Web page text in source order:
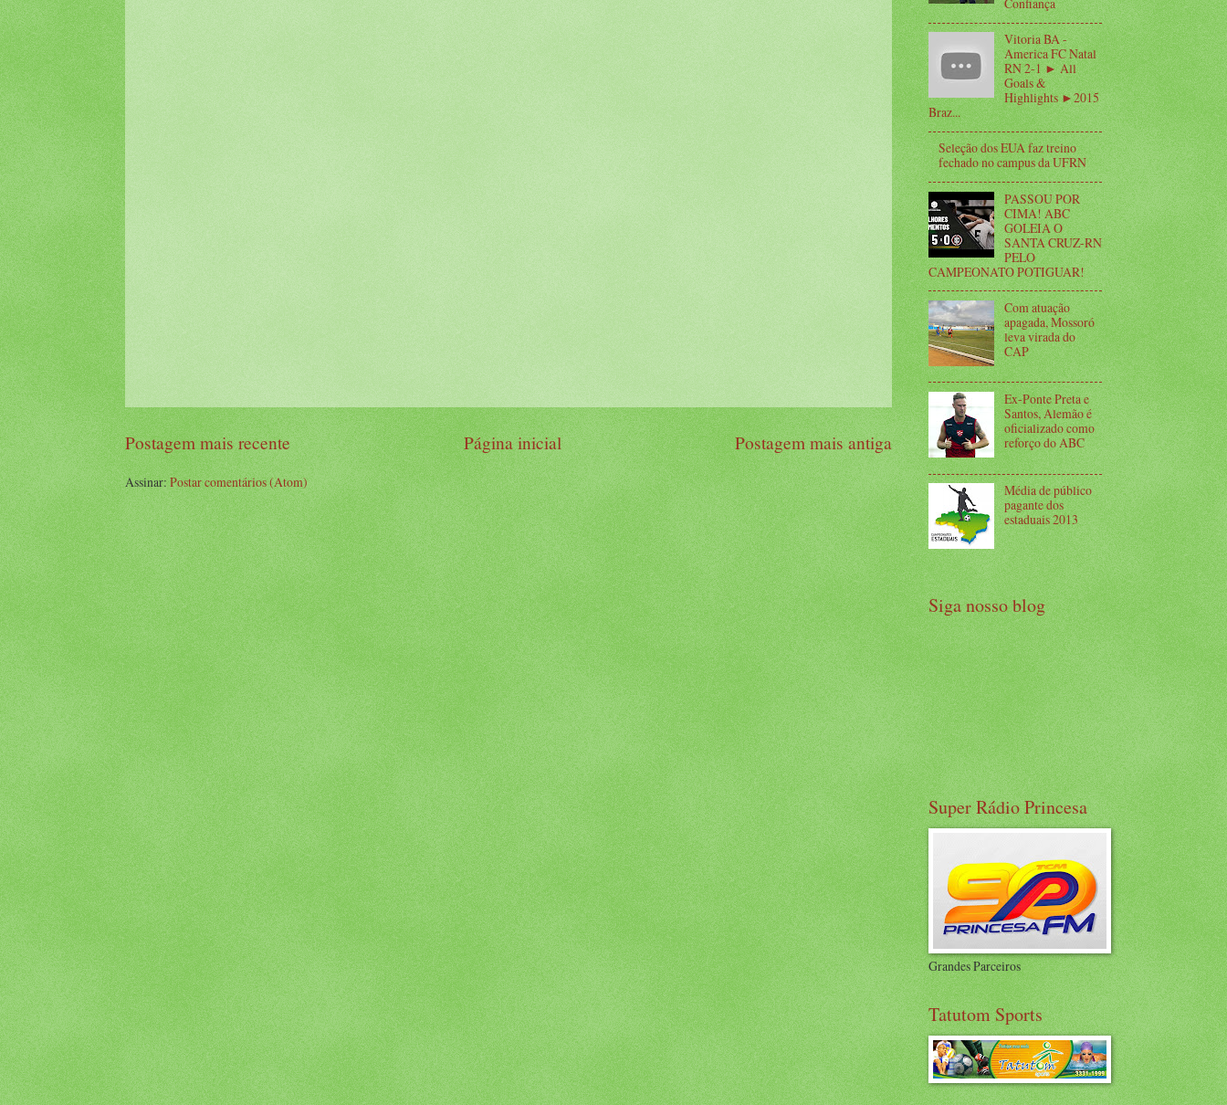
Postagem mais recente Postagem mais antiga
Página inicial
Assinar:Postar comentários (Atom)
Confiança
Vitoria BA -
America FC Natal
RN 2-1 ► All
Goals &
Highlights ►2015
Braz...
Seleção dos EUA faz treino
fechado no campus da UFRN
PASSOU POR
CIMA! ABC
GOLEIA O
SANTA CRUZ-RN
PELO
CAMPEONATO POTIGUAR!
Com atuação
apagada, Mossoró
leva virada do
CAP
Ex-Ponte Preta e
Santos, Alemão é
oficializado como
reforço do ABC
Média de público
pagante dos
estaduais 2013
Siga nosso blog
Super Rádio Princesa
Grandes Parceiros
Tatutom Sports